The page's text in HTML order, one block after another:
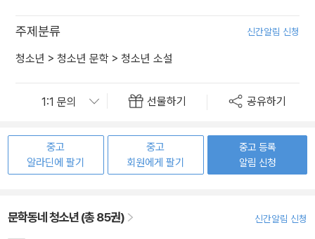
주제분류 신간알림 신청
청소년 > 청소년 문학 > 청소년 소설
선물하기 공유하기
중고
알라딘에 팔기
중고
회원에게 팔기
중고 등록
알림 신청
문학동네 청소년 (총 85권) 신간알림 신청